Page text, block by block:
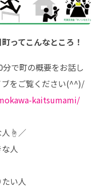
ってこんなところ！
で町の概要をお話し
kaitsumami/
人☝／
人
い人